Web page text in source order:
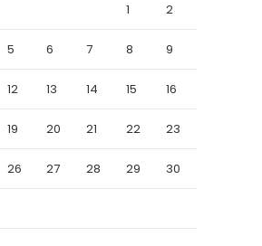
1 2
5 6 7 8 9
12 13 14 15 16
19 20 21 22 23
26 27 28 29 30